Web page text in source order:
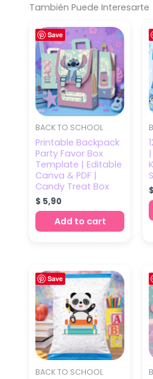
También Puede Interesarte
Save
BACK TO SCHOOL
Printable Backpack
Party Favor Box
Template | Editable
Canva & PDF |
Candy Treat Box
$ 5,90
Add to cart
$
Save
BACK TO SCHOOL